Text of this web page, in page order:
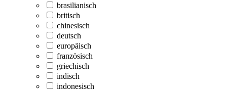
brasilianisch
britisch
chinesisch
deutsch
europäisch
französisch
griechisch
indisch
indonesisch